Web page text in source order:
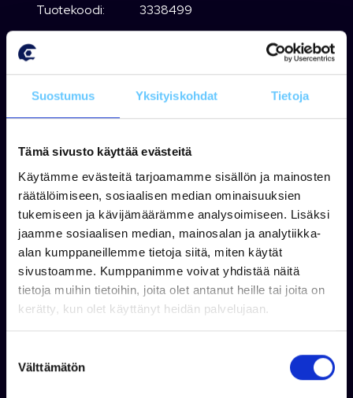
Suostumus Yksityiskohdat Tietoja
Tämä sivusto käyttää evästeitä
Käytämme evästeitä tarjoamamme sisällön ja mainosten
räätälöimiseen, sosiaalisen median ominaisuuksien
tukemiseen ja kävijämäärämme analysoimiseen. Lisäksi
jaamme sosiaalisen median, mainosalan ja analytiikka-
alan kumppaneillemme tietoja siitä, miten käytät
sivustoamme. Kumppanimme voivat yhdistää näitä
tietoja muihin tietoihin, joita olet antanut heille tai joita on
kerätty, kun olet käyttänyt heidän palvelujaan.
Välttämätön
Tuotekoodi:
3338499
Suosituimmat tuotteet
BRPVAR